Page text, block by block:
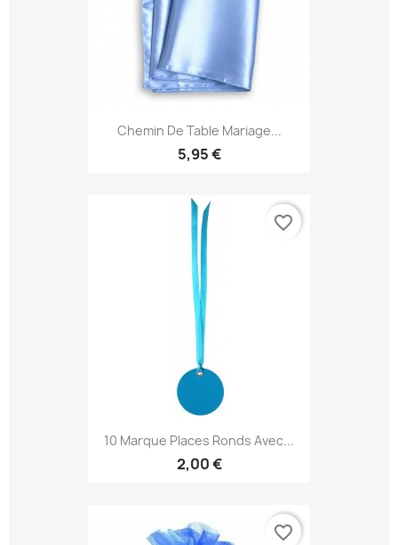
Chemin De Table Mariage...
5,95 €
10 Marque Places Ronds Avec...
2,00 €
favorite_border
favorite_border